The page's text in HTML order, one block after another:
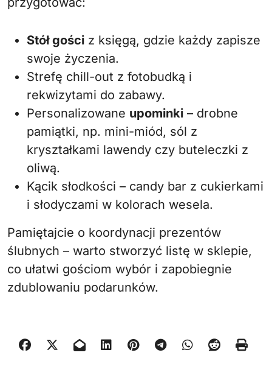
Stół gości z księgą, gdzie każdy zapisze
swoje życzenia.
Strefę chill-out z fotobudką i
rekwizytami do zabawy.
Personalizowane upominki – drobne
pamiątki, np. mini-miód, sól z
kryształkami lawendy czy buteleczki z
oliwą.
Kącik słodkości – candy bar z cukierkami
i słodyczami w kolorach wesela.
Pamiętajcie o koordynacji prezentów
ślubnych – warto stworzyć listę w sklepie,
co ułatwi gościom wybór i zapobiegnie
zdublowaniu podarunków.